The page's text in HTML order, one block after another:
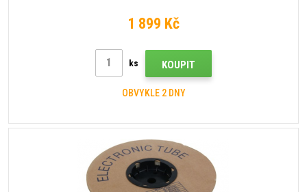
1 899 Kč
ks KOUPIT
OBVYKLE 2 DNY